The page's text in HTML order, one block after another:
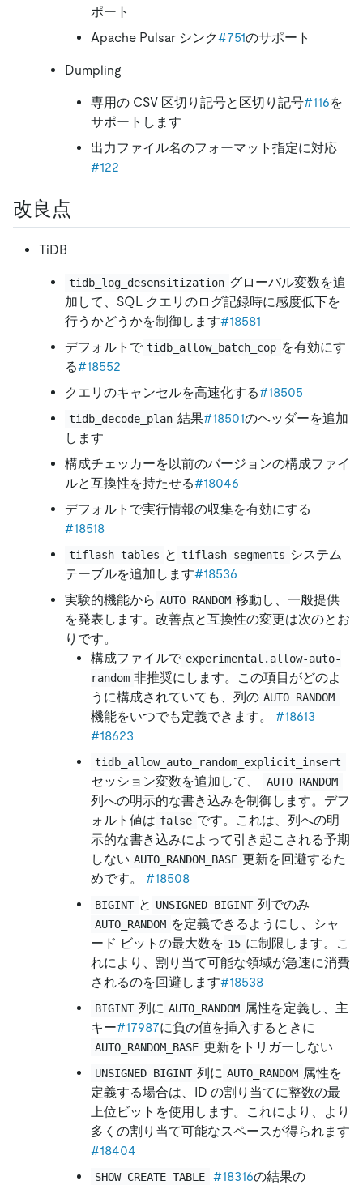
ポート
Apache Pulsar シンク#751のサポート
Dumpling
専用の CSV 区切り記号と区切り記号#116を
サポートします
出力ファイル名のフォーマット指定に対応
#122
改良点
TiDB
tidb_log_desensitization グローバル変数を追
加して、SQL クエリのログ記録時に感度低下を
行うかどうかを制御します#18581
デフォルトで tidb_allow_batch_cop を有効にす
る#18552
クエリのキャンセルを高速化する#18505
tidb_decode_plan 結果#18501のヘッダーを追加
します
構成チェッカーを以前のバージョンの構成ファイ
ルと互換性を持たせる#18046
デフォルトで実行情報の収集を有効にする
#18518
tiflash_tables と tiflash_segments システム
テーブルを追加します#18536
実験的機能から AUTO RANDOM 移動し、一般提供
を発表します。改善点と互換性の変更は次のとお
りです。
構成ファイルで experimental.allow-auto-
random 非推奨にします。この項目がどのよ
うに構成されていても、列の AUTO RANDOM
機能をいつでも定義できます。 #18613
#18623
tidb_allow_auto_random_explicit_insert
セッション変数を追加して、 AUTO RANDOM
列への明示的な書き込みを制御します。デフ
ォルト値は false です。これは、列への明
示的な書き込みによって引き起こされる予期
しない AUTO_RANDOM_BASE 更新を回避するた
めです。 #18508
BIGINT と UNSIGNED BIGINT 列でのみ
AUTO_RANDOM を定義できるようにし、シャ
ード ビットの最大数を 15 に制限します。こ
れにより、割り当て可能な領域が急速に消費
されるのを回避します#18538
BIGINT 列に AUTO_RANDOM 属性を定義し、主
キー#17987に負の値を挿入するときに
AUTO_RANDOM_BASE 更新をトリガーしない
UNSIGNED BIGINT 列に AUTO_RANDOM 属性を
定義する場合は、ID の割り当てに整数の最
上位ビットを使用します。これにより、より
多くの割り当て可能なスペースが得られます
#18404
SHOW CREATE TABLE #18316の結果の